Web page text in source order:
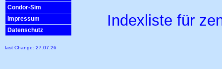
Condor-Sim
Impressum
Datenschutz
last Change: 27.07.26
Indexliste für